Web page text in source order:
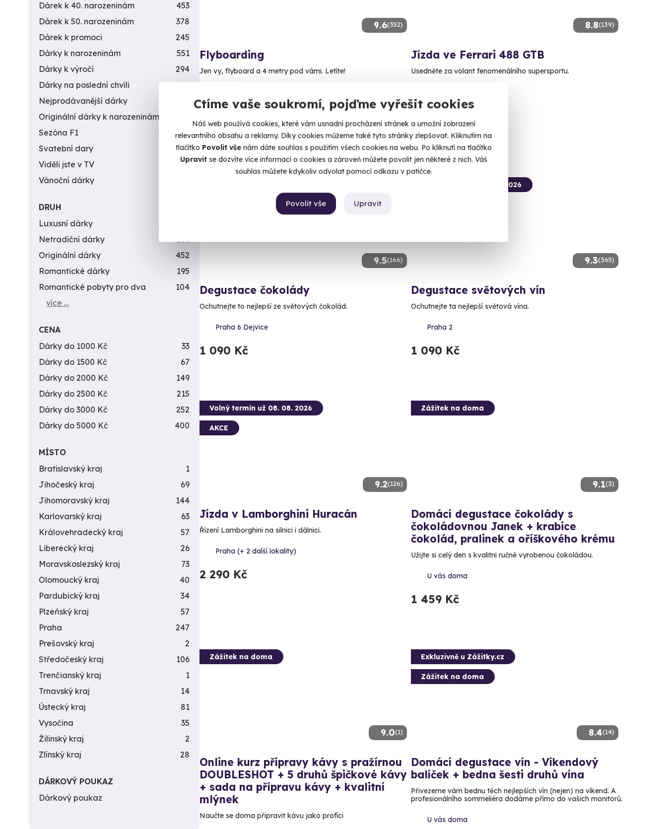
Ctíme vaše soukromí, pojďme vyřešit cookies
Náš web používá cookies, které vám usnadní procházení stránek a umožní zobrazení
relevantního obsahu a reklamy. Díky cookies můžeme také tyto stránky zlepšovat. Kliknutím na
tlačítko Povolit vše nám dáte souhlas s použitím všech cookies na webu. Po kliknutí na tlačítko
Upravitse dozvíte více informací o cookies a zároveň můžete povolit jen některé z nich. Váš
souhlas můžete kdykoliv odvolat pomocí odkazu v patičce.
Upravit
Povolit vše
9.6(352)
Flyboarding
Jen vy, flyboard a 4 metry pod vámi. Letíte!
(+ 14 dalších lokalit)
1 590 Kč
8.8(139)
Jízda ve Ferrari 488 GTB
Usedněte za volant fenomenálního supersportu.
9.5(166)
Degustace čokolády
Ochutnejte to nejlepší ze světových čokolád.
Praha 6 Dejvice
1 090 Kč
9.3(365)
Volný termín už 17. 08. 2026
Degustace světových vín
Ochutnejte ta nejlepší světová vína.
Praha 2
1 090 Kč
9.2(126)
Volný termín už 08. 08. 2026
AKCE
Jízda v Lamborghini Huracán
Řízení Lamborghini na silnici i dálnici.
Praha (+ 2 další lokality)
2 290 Kč
9.1(3)
Zážitek na doma
Domácí degustace čokolády s
čokoládovnou Janek + krabice
čokolád, pralinek a oříškového krému
Užijte si celý den s kvalitní ručně vyrobenou čokoládou.
U vás doma
1 459 Kč
9.0(1)
Zážitek na doma
Online kurz přípravy kávy s pražírnou
DOUBLESHOT + 5 druhů špičkové kávy
+ sada na přípravu kávy + kvalitní
mlýnek
Naučte se doma připravit kávu jako profíci
8.4(14)
Exkluzivně u Zážitky.cz
Zážitek na doma
Domácí degustace vín - Víkendový
balíček + bedna šesti druhů vína
Přivezeme vám bednu těch nejlepších vín (nejen) na víkend. A
profesionálního sommeliéra dodáme přímo do vašich monitorů.
U vás doma
Dárek k 40. narozeninám
453
Dárek k 50. narozeninám
378
Dárek k promoci
245
Dárky k narozeninám
551
Dárky k výročí
294
Dárky na poslední chvíli
450
Nejprodávanější dárky
Originální dárky k narozeninám
Sezóna F1
4
Svatební dary
196
Viděli jste v TV
31
Vánoční dárky
DRUH
Luxusní dárky
Netradiční dárky
353
Originální dárky
452
Romantické dárky
195
Romantické pobyty pro dva
104
více …
CENA
Dárky do 1000 Kč
33
Dárky do 1500 Kč
67
Dárky do 2000 Kč
149
Dárky do 2500 Kč
215
Dárky do 3000 Kč
252
Dárky do 5000 Kč
400
MÍSTO
Bratislavský kraj
1
Jihočeský kraj
69
Jihomoravský kraj
144
Karlovarský kraj
63
Královehradecký kraj
57
Liberecký kraj
26
Moravskoslezský kraj
73
Olomoucký kraj
40
Pardubický kraj
34
Plzeňský kraj
57
Praha
247
Prešovský kraj
2
Středočeský kraj
106
Trenčianský kraj
1
Trnavský kraj
14
Ústecký kraj
81
Vysočina
35
Žilinský kraj
2
Zlínský kraj
28
DÁRKOVÝ POUKAZ
Dárkový poukaz